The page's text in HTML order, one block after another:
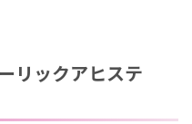
リックアヒステ